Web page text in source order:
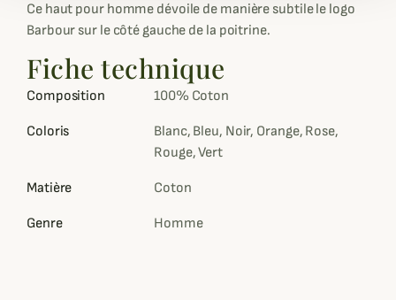
Ce haut pour homme dévoile de manière subtile le logo
Barbour sur le côté gauche de la poitrine.
Fiche technique
Composition 100% Coton
Coloris
Blanc, Bleu, Noir, Orange, Rose,
Rouge, Vert
Matière Coton
Genre Homme